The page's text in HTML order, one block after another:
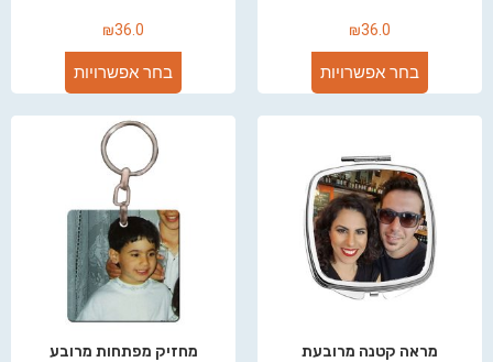
₪36.0
בחר אפשרויות
₪36.0
בחר אפשרויות
מראה קטנה מרובעת מחזיק מפתחות מרובע